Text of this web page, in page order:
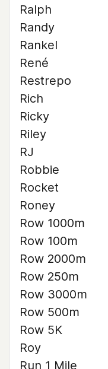
Ralph
Randy
Rankel
René
Restrepo
Rich
Ricky
Riley
RJ
Robbie
Rocket
Roney
Row 1000m
Row 100m
Row 2000m
Row 250m
Row 3000m
Row 500m
Row 5K
Roy
Run 1 Mile